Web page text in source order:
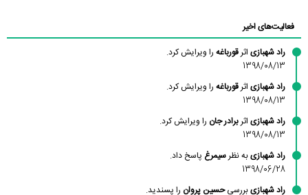
فعالیت‌های اخیر
راد شهبازی اثرقورباغه را ویرایش کرد.
1398/08/13
راد شهبازی اثرقورباغه را ویرایش کرد.
1398/08/13
راد شهبازی اثربرادر جان را ویرایش کرد.
1398/08/13
راد شهبازیبه نظرسیمرغ پاسخ داد.
1398/06/28
راد شهبازیبررسیحسین پروان را پسندید.